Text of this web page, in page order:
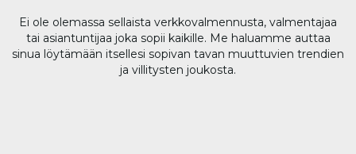
Ei ole olemassa sellaista verkkovalmennusta, valmentajaa
tai asiantuntijaa joka sopii kaikille. Me haluamme auttaa
sinua löytämään itsellesi sopivan tavan muuttuvien trendien
ja villitysten joukosta.